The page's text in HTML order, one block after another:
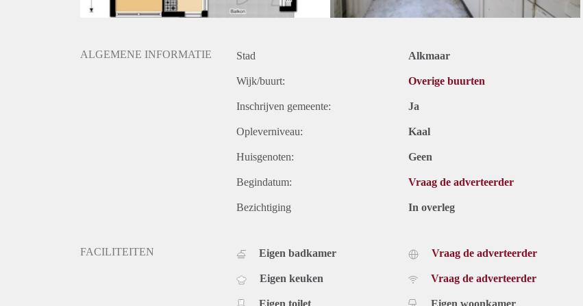
ALGEMENE INFORMATIE Stad Alkmaar
Wijk/buurt: Overige buurten
Inschrijven gemeente: Ja
Opleverniveau: Kaal
Huisgenoten: Geen
Begindatum: Vraag de adverteerder
Bezichtiging In overleg
FACILITEITEN Eigen badkamer
Eigen keuken
Vraag de adverteerder
Vraag de adverteerder